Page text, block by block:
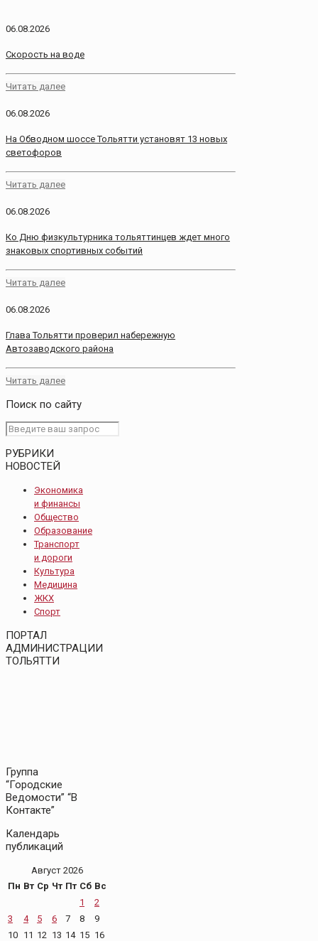
06.08.2026
Скорость на воде
Читать далее
06.08.2026
На Обводном шоссе Тольятти установят 13 новых
светофоров
Читать далее
06.08.2026
Ко Дню физкультурника тольяттинцев ждет много
знаковых спортивных событий
Читать далее
06.08.2026
Глава Тольятти проверил набережную
Автозаводского района
Читать далее
Поиск по сайту
РУБРИКИ
НОВОСТЕЙ
Экономика
и финансы
Общество
Образование
Транспорт
и дороги
Культура
Медицина
ЖКХ
Спорт
ПОРТАЛ
АДМИНИСТРАЦИИ
ТОЛЬЯТТИ
Группа
“Городские
Ведомости” “В
Контакте”
Календарь
публикаций
Август 2026
Пн Вт Ср Чт Пт Сб Вс
1
2
3
4 5 6 7 8
9
10 11 12 13 14 15 16